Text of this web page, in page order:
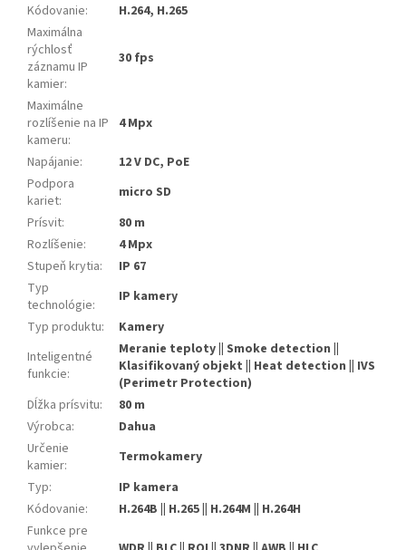
Kódovanie:
H.264, H.265
Maximálna
rýchlosť
záznamu IP
kamier:
30 fps
Maximálne
rozlíšenie na IP
kameru:
4 Mpx
Napájanie:
12 V DC, PoE
Podpora
kariet:
micro SD
Prísvit:
80 m
Rozlíšenie:
4 Mpx
Stupeň krytia:
IP 67
Typ
technológie:
IP kamery
Typ produktu:
Kamery
Inteligentné
funkcie:
Meranie teploty || Smoke detection ||
Klasifikovaný objekt || Heat detection || IVS
(Perimetr Protection)
Dĺžka prísvitu:
80 m
Výrobca:
Dahua
Určenie
kamier:
Termokamery
Typ:
IP kamera
Kódovanie:
H.264B || H.265 || H.264M || H.264H
Funkce pre